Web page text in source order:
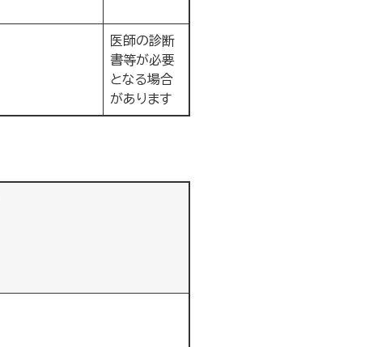
医師の診断
書等が必要
となる場合
があります